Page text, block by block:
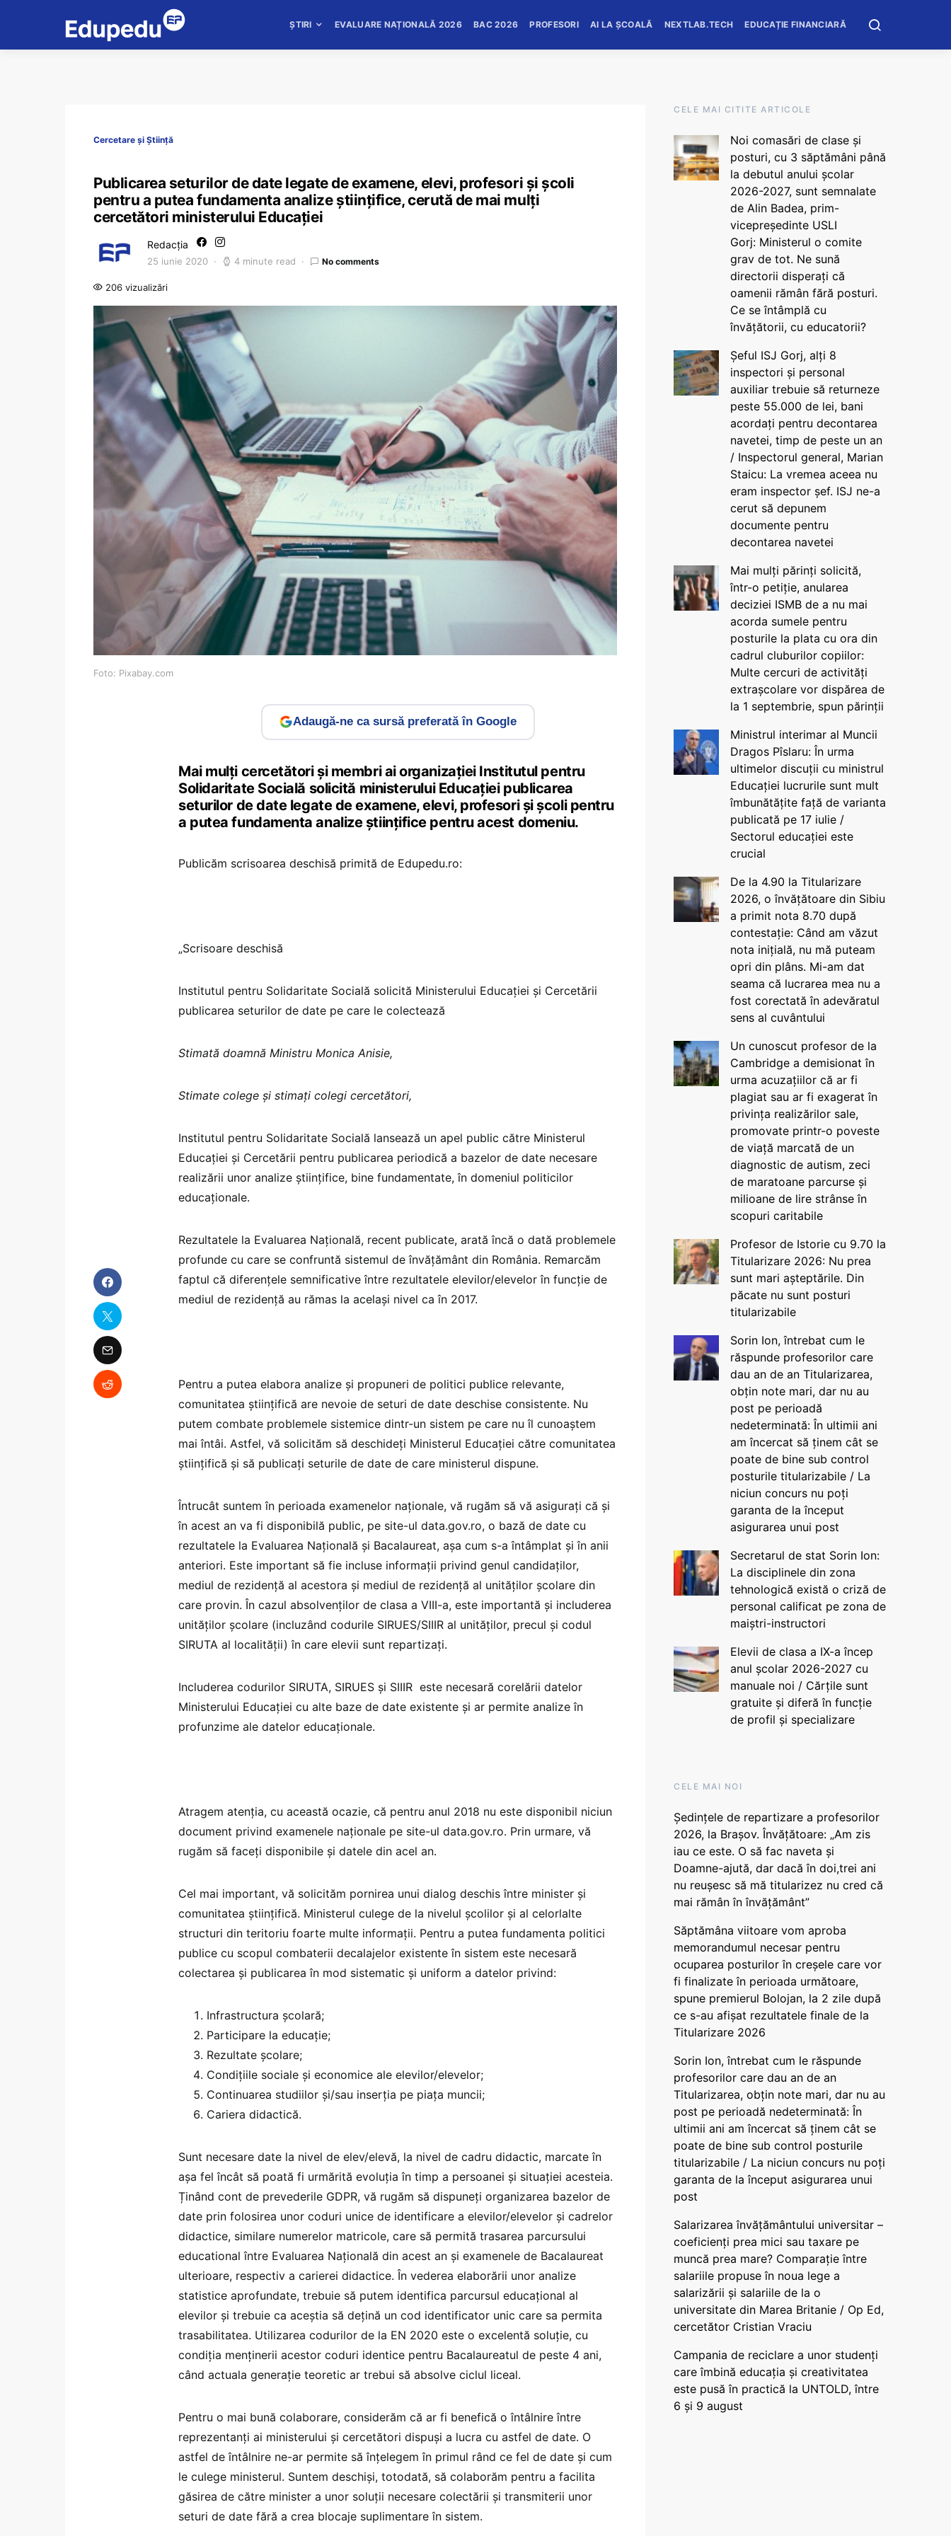
ȘTIRI EVALUARE NAȚIONALĂ 2026 BAC 2026 PROFESORI AI LA ȘCOALĂ NEXTLAB.TECH EDUCAȚIE FINANCIARĂ
Cercetare și Știință
Publicarea seturilor de date legate de examene, elevi, profesori şi şcoli
pentru a putea fundamenta analize ştiinţifice, cerută de mai mulţi
cercetători ministerului Educaţiei
Redacția
25 iunie 2020 4 minute read No comments
206 vizualizări
Foto: Pixabay.com
Adaugă-ne ca sursă preferată în Google
Mai mulţi cercetători şi membri ai organizaţiei Institutul pentru
Solidaritate Socială solicită ministerului Educaţiei publicarea
seturilor de date legate de examene, elevi, profesori şi şcoli pentru
a putea fundamenta analize ştiinţifice pentru acest domeniu.
Publicăm scrisoarea deschisă primită de Edupedu.ro:
„Scrisoare deschisă
Institutul pentru Solidaritate Socială solicită Ministerului Educației și Cercetării
publicarea seturilor de date pe care le colectează
Stimată doamnă Ministru Monica Anisie,
Stimate colege și stimați colegi cercetători,
Institutul pentru Solidaritate Socială lansează un apel public către Ministerul
Educației și Cercetării pentru publicarea periodică a bazelor de date necesare
realizării unor analize științifice, bine fundamentate, în domeniul politicilor
educaționale.
Rezultatele la Evaluarea Națională, recent publicate, arată încă o dată problemele
profunde cu care se confruntă sistemul de învățământ din România. Remarcăm
faptul că diferențele semnificative între rezultatele elevilor/elevelor în funcție de
mediul de rezidență au rămas la același nivel ca în 2017.
Pentru a putea elabora analize și propuneri de politici publice relevante,
comunitatea științifică are nevoie de seturi de date deschise consistente. Nu
putem combate problemele sistemice dintr-un sistem pe care nu îl cunoaștem
mai întâi. Astfel, vă solicităm să deschideți Ministerul Educației către comunitatea
științifică și să publicați seturile de date de care ministerul dispune.
Întrucât suntem în perioada examenelor naționale, vă rugăm să vă asigurați că și
în acest an va fi disponibilă public, pe site-ul data.gov.ro, o bază de date cu
rezultatele la Evaluarea Națională și Bacalaureat, așa cum s-a întâmplat și în anii
anteriori. Este important să fie incluse informații privind genul candidaților,
mediul de rezidență al acestora și mediul de rezidență al unităților școlare din
care provin. În cazul absolvenților de clasa a VIII-a, este importantă și includerea
unităților școlare (incluzând codurile SIRUES/SIIIR al unităților, precul și codul
SIRUTA al localității) în care elevii sunt repartizați.
Includerea codurilor SIRUTA, SIRUES și SIIIR este necesară corelării datelor
Ministerului Educației cu alte baze de date existente și ar permite analize în
profunzime ale datelor educaționale.
Atragem atenția, cu această ocazie, că pentru anul 2018 nu este disponibil niciun
document privind examenele naționale pe site-ul data.gov.ro. Prin urmare, vă
rugăm să faceți disponibile și datele din acel an.
Cel mai important, vă solicităm pornirea unui dialog deschis între minister și
comunitatea științifică. Ministerul culege de la nivelul școlilor și al celorlalte
structuri din teritoriu foarte multe informații. Pentru a putea fundamenta politici
publice cu scopul combaterii decalajelor existente în sistem este necesară
colectarea și publicarea în mod sistematic și uniform a datelor privind:
Infrastructura școlară;
Participare la educație;
Rezultate școlare;
Condițiile sociale și economice ale elevilor/elevelor;
Continuarea studiilor și/sau inserția pe piața muncii;
Cariera didactică.
Sunt necesare date la nivel de elev/elevă, la nivel de cadru didactic, marcate în
așa fel încât să poată fi urmărită evoluția în timp a persoanei și situației acesteia.
Ținând cont de prevederile GDPR, vă rugăm să dispuneți organizarea bazelor de
date prin folosirea unor coduri unice de identificare a elevilor/elevelor și cadrelor
didactice, similare numerelor matricole, care să permită trasarea parcursului
educational între Evaluarea Națională din acest an și examenele de Bacalaureat
ulterioare, respectiv a carierei didactice. În vederea elaborării unor analize
statistice aprofundate, trebuie să putem identifica parcursul educațional al
elevilor și trebuie ca aceștia să dețină un cod identificator unic care sa permita
trasabilitatea. Utilizarea codurilor de la EN 2020 este o excelentă soluție, cu
condiția menținerii acestor coduri identice pentru Bacalaureatul de peste 4 ani,
când actuala generație teoretic ar trebui să absolve ciclul liceal.
Pentru o mai bună colaborare, considerăm că ar fi benefică o întâlnire între
reprezentanți ai ministerului și cercetători dispuși a lucra cu astfel de date. O
astfel de întâlnire ne-ar permite să înțelegem în primul rând ce fel de date și cum
le culege ministerul. Suntem deschiși, totodată, să colaborăm pentru a facilita
găsirea de către minister a unor soluții necesare colectării și transmiterii unor
seturi de date fără a crea blocaje suplimentare în sistem.
CELE MAI CITITE ARTICOLE
Noi comasări de clase și
posturi, cu 3 săptămâni până
la debutul anului școlar
2026-2027, sunt semnalate
de Alin Badea, prim-
vicepreședinte USLI
Gorj: Ministerul o comite
grav de tot. Ne sună
directorii disperați că
oamenii rămân fără posturi.
Ce se întâmplă cu
învățătorii, cu educatorii?
Șeful ISJ Gorj, alți 8
inspectori și personal
auxiliar trebuie să returneze
peste 55.000 de lei, bani
acordați pentru decontarea
navetei, timp de peste un an
/ Inspectorul general, Marian
Staicu: La vremea aceea nu
eram inspector șef. ISJ ne-a
cerut să depunem
documente pentru
decontarea navetei
Mai mulți părinți solicită,
într-o petiție, anularea
deciziei ISMB de a nu mai
acorda sumele pentru
posturile la plata cu ora din
cadrul cluburilor copiilor:
Multe cercuri de activități
extrașcolare vor dispărea de
la 1 septembrie, spun părinții
Ministrul interimar al Muncii
Dragos Pîslaru: În urma
ultimelor discuții cu ministrul
Educației lucrurile sunt mult
îmbunătățite față de varianta
publicată pe 17 iulie /
Sectorul educației este
crucial
De la 4.90 la Titularizare
2026, o învățătoare din Sibiu
a primit nota 8.70 după
contestație: Când am văzut
nota inițială, nu mă puteam
opri din plâns. Mi-am dat
seama că lucrarea mea nu a
fost corectată în adevăratul
sens al cuvântului
Un cunoscut profesor de la
Cambridge a demisionat în
urma acuzațiilor că ar fi
plagiat sau ar fi exagerat în
privința realizărilor sale,
promovate printr-o poveste
de viață marcată de un
diagnostic de autism, zeci
de maratoane parcurse și
milioane de lire strânse în
scopuri caritabile
Profesor de Istorie cu 9.70 la
Titularizare 2026: Nu prea
sunt mari așteptările. Din
păcate nu sunt posturi
titularizabile
Sorin Ion, întrebat cum le
răspunde profesorilor care
dau an de an Titularizarea,
obțin note mari, dar nu au
post pe perioadă
nedeterminată: În ultimii ani
am încercat să ținem cât se
poate de bine sub control
posturile titularizabile / La
niciun concurs nu poți
garanta de la început
asigurarea unui post
Secretarul de stat Sorin Ion:
La disciplinele din zona
tehnologică există o criză de
personal calificat pe zona de
maiștri-instructori
Elevii de clasa a IX-a încep
anul școlar 2026-2027 cu
manuale noi / Cărțile sunt
gratuite și diferă în funcție
de profil și specializare
CELE MAI NOI
Ședințele de repartizare a profesorilor
2026, la Brașov. Învățătoare: „Am zis
iau ce este. O să fac naveta și
Doamne-ajută, dar dacă în doi,trei ani
nu reușesc să mă titularizez nu cred că
mai rămân în învățământ”
Săptămâna viitoare vom aproba
memorandumul necesar pentru
ocuparea posturilor în creșele care vor
fi finalizate în perioada următoare,
spune premierul Bolojan, la 2 zile după
ce s-au afișat rezultatele finale de la
Titularizare 2026
Sorin Ion, întrebat cum le răspunde
profesorilor care dau an de an
Titularizarea, obțin note mari, dar nu au
post pe perioadă nedeterminată: În
ultimii ani am încercat să ținem cât se
poate de bine sub control posturile
titularizabile / La niciun concurs nu poți
garanta de la început asigurarea unui
post
Salarizarea învățământului universitar –
coeficienți prea mici sau taxare pe
muncă prea mare? Comparație între
salariile propuse în noua lege a
salarizării și salariile de la o
universitate din Marea Britanie / Op Ed,
cercetător Cristian Vraciu
Campania de reciclare a unor studenți
care îmbină educația și creativitatea
este pusă în practică la UNTOLD, între
6 și 9 august